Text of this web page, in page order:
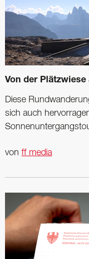
Von der
Diese
sich auch
von ff media